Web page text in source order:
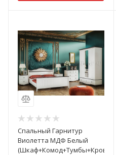
Спальный Гарнитур
Виолетта МДФ Белый
(Шкаф+Комод+Тумбы+Кровать)